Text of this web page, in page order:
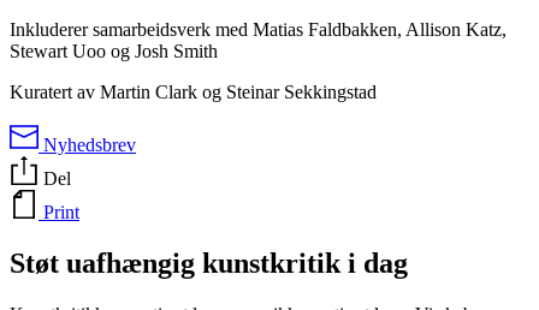
Inkluderer samarbeidsverk med Matias Faldbakken, Allison Katz,
Stewart Uoo og Josh Smith
Kuratert av Martin Clark og Steinar Sekkingstad
Nyhedsbrev
Del
Print
Støt uafhængig kunstkritik i dag